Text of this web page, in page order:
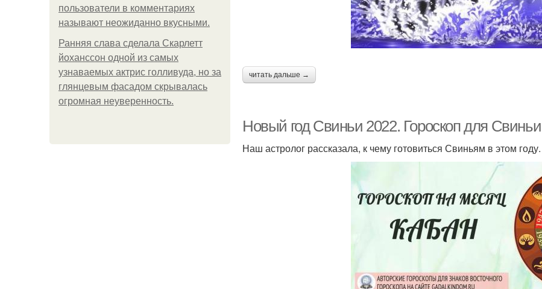
пользователи в комментариях
называют неожиданно вкусными.
Ранняя слава сделала Скарлетт
йоханссон одной из самых
узнаваемых актрис голливуда, но за
глянцевым фасадом скрывалась
огромная неуверенность.
читать дальше →
Новый год Свиньи 2022. Гороскоп для Свиньи
Наш астролог рассказала, к чему готовиться Свиньям в этом году.